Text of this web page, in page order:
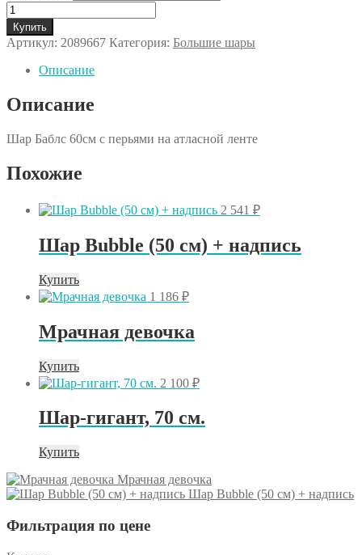
Количество
товара
Шар
Баблс
60см
Купить
Артикул: 2089667 Категория: Большие шары
Описание
Описание
Шар Баблс 60см с перьями на атласной ленте
Похожие
2 541 ₽
Шар Bubble (50 см) + надпись
Купить
1 186 ₽
Мрачная девочка
Купить
2 100 ₽
Шар-гигант, 70 см.
Купить
Мрачная девочка
Шар Bubble (50 см) + надпись
Фильтрация по цене